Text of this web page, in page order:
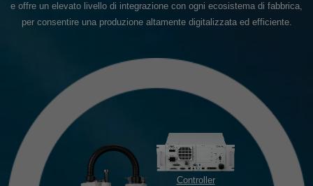
e offre un elevato livello di integrazione con ogni ecosistema di fabbrica,
per consentire una produzione altamente digitalizzata ed efficiente.
Controller